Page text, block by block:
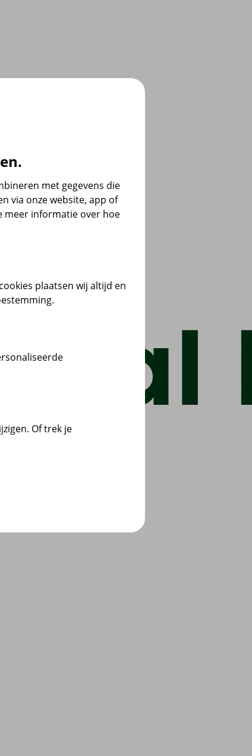
met gegevens die
via onze website, app of
meer informatie over hoe
plaatsen wij altijd en
Of trek je